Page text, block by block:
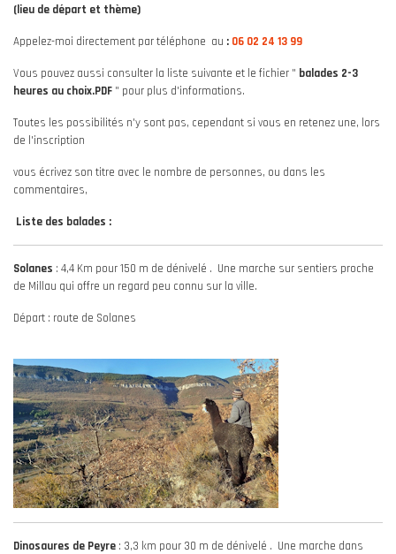
(lieu de départ et thème)
Appelez-moi directement par téléphone au : 06 02 24 13 99
Vous pouvez aussi consulter la liste suivante et le fichier " balades 2-3
heures au choix.PDF " pour plus d'informations.
Toutes les possibilités n'y sont pas, cependant si vous en retenez une, lors
de l'inscription
vous écrivez son titre avec le nombre de personnes, ou dans les
commentaires,
Liste des balades :
Solanes : 4,4 Km pour 150 m de dénivelé . Une marche sur sentiers proche
de Millau qui offre un regard peu connu sur la ville.
Départ : route de Solanes
Dinosaures de Peyre : 3,3 km pour 30 m de dénivelé . Une marche dans